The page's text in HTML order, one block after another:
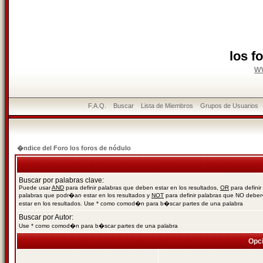
los
F.A.Q. Buscar Lista de Miembros Grupos de Usuarios
�ndice del Foro los foros de nódulo
Buscar por palabras clave:
Puede usarAND para definir palabras que deben estar en los resultados, OR para definir
palabras que podr�an estar en los resultados y NOT para definir palabras que NO
estar en los resultados. Use * como comod�n para b�scar partes de una palabra
Buscar por Autor:
Use * como comod�n para b�scar partes de una palabra